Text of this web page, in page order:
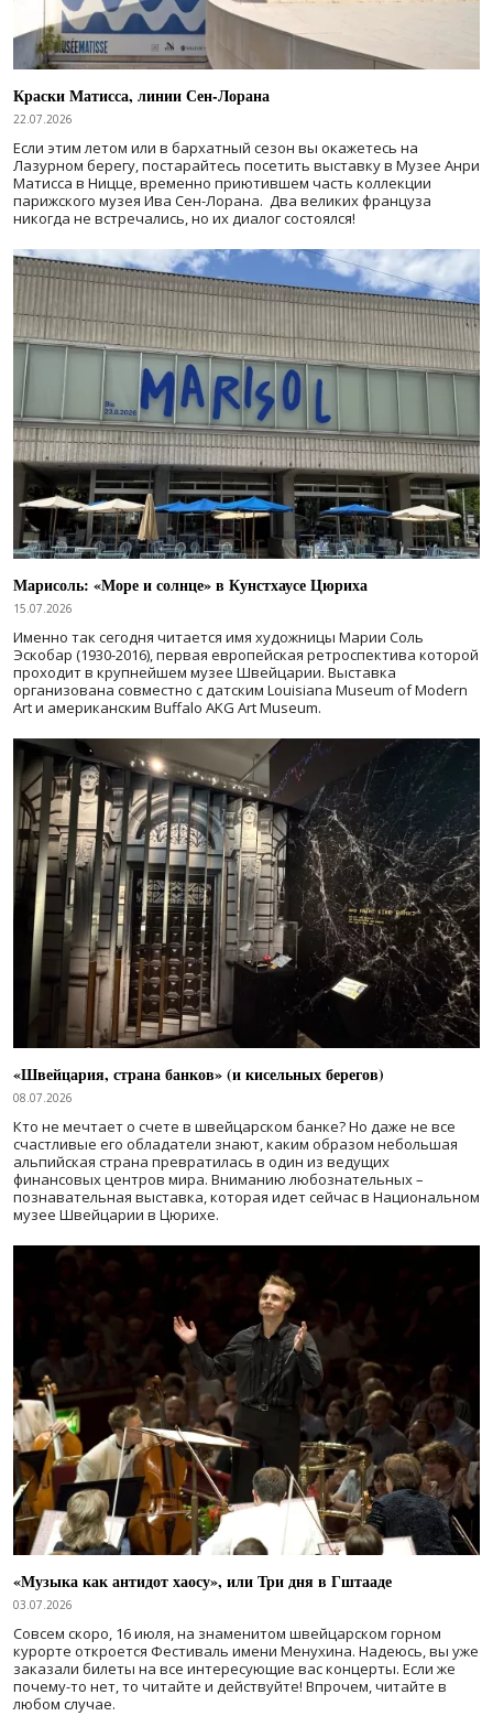
Краски Матисса, линии Сен-Лорана
22.07.2026
Если этим летом или в бархатный сезон вы окажетесь на
Лазурном берегу, постарайтесь посетить выставку в Музее Анри
Матисса в Ницце, временно приютившем часть коллекции
парижского музея Ива Сен-Лорана. Два великих француза
никогда не встречались, но их диалог состоялся!
Марисоль: «Море и солнце» в Кунстхаусе Цюриха
15.07.2026
Именно так сегодня читается имя художницы Марии Соль
Эскобар (1930-2016), первая европейская ретроспектива которой
проходит в крупнейшем музее Швейцарии. Выставка
организована совместно с датским Louisiana Museum of Modern
Art и американским Buffalo AKG Art Museum.
«Швейцария, страна банков» (и кисельных берегов)
08.07.2026
Кто не мечтает о счете в швейцарском банке? Но даже не все
счастливые его обладатели знают, каким образом небольшая
альпийская страна превратилась в один из ведущих
финансовых центров мира. Вниманию любознательных –
познавательная выставка, которая идет сейчас в Национальном
музее Швейцарии в Цюрихе.
«Музыка как антидот хаосу», или Три дня в Гштааде
03.07.2026
Совсем скоро, 16 июля, на знаменитом швейцарском горном
курорте откроется Фестиваль имени Менухина. Надеюсь, вы уже
заказали билеты на все интересующие вас концерты. Если же
почему-то нет, то читайте и действуйте! Впрочем, читайте в
любом случае.